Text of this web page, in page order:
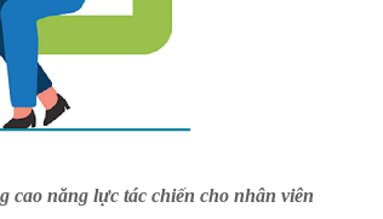
cao năng lực tác chiến cho nhân viên